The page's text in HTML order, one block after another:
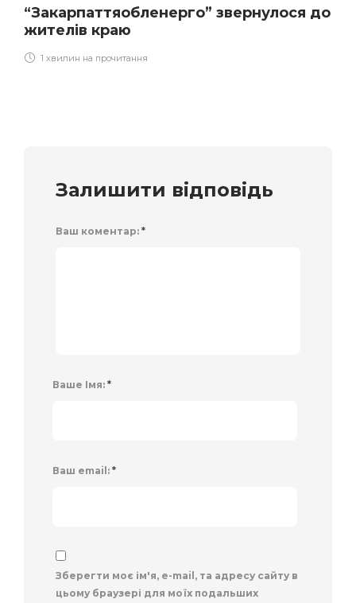
“Закарпаттяобленерго” звернулося до
жителів краю
1 хвилин на прочитання
Залишити відповідь
Ваш коментар: *
Ваше Імя: *
Ваш email: *
Зберегти моє ім'я, e-mail, та адресу сайту в
цьому браузері для моїх подальших